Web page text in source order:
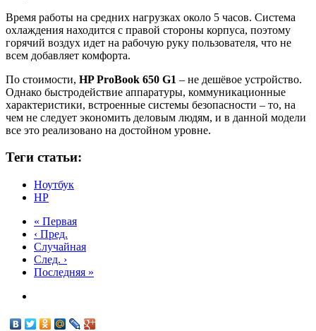
Время работы на средних нагрузках около 5 часов. Система
охлаждения находится с правой стороны корпуса, поэтому
горячий воздух идет на рабочую руку пользователя, что не
всем добавляет комфорта.
По стоимости, HP ProBook 650 G1 – не дешёвое устройство.
Однако быстродействие аппаратуры, коммуникационные
характеристики, встроенные системы безопасности – то, на
чем не следует экономить деловым людям, и в данной модели
все это реализовано на достойном уровне.
Теги статьи:
Ноутбук
HP
« Первая
‹ Пред.
Случайная
След. ›
Последняя »